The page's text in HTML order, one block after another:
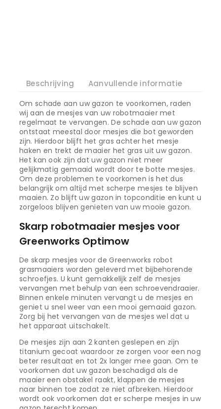
Beschrijving Aanvullende informatie
Om schade aan uw gazon te voorkomen, raden
wij aan de mesjes van uw robotmaaier met
regelmaat te vervangen. De schade aan uw gazon
ontstaat meestal door mesjes die bot geworden
zijn. Hierdoor blijft het gras achter het mesje
haken en trekt de maaier het gras uit uw gazon.
Het kan ook zijn dat uw gazon niet meer
gelijkmatig gemaaid wordt door te botte mesjes.
Om deze problemen te voorkomen is het dus
belangrijk om altijd met scherpe mesjes te blijven
maaien. Zo blijft uw gazon in topconditie en kunt u
zorgeloos blijven genieten van uw mooie gazon.
Skarp robotmaaier mesjes voor
Greenworks Optimow
De skarp mesjes voor de Greenworks robot
grasmaaiers worden geleverd met bijbehorende
schroefjes. U kunt gemakkelijk zelf de mesjes
vervangen met behulp van een schroevendraaier.
Binnen enkele minuten vervangt u de mesjes en
geniet u snel weer van een mooi gemaaid gazon.
Zorg bij het vervangen van de mesjes wel dat u
het apparaat uitschakelt.
De mesjes zijn aan 2 kanten geslepen en zijn
titanium gecoat waardoor ze zorgen voor een nog
beter resultaat en tot 2x langer mee gaan. Om te
voorkomen dat uw gazon beschadigd als de
maaier een obstakel raakt, klappen de mesjes
naar binnen toe zodat ze niet afbreken. Hierdoor
wordt ook voorkomen dat er scherpe mesjes in uw